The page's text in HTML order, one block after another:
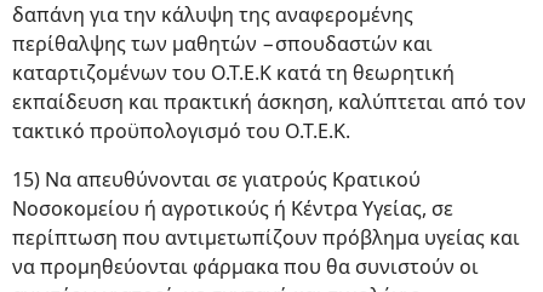
δαπάνη για την κάλυψη της αναφερομένης
περίθαλψης των μαθητών −σπουδαστών και
καταρτιζομένων του Ο.Τ.Ε.Κ κατά τη θεωρητική
εκπαίδευση και πρακτική άσκηση, καλύπτεται από τον
τακτικό προϋπολογισμό του Ο.Τ.Ε.Κ.
15) Να απευθύνονται σε γιατρούς Κρατικού
Νοσοκομείου ή αγροτικούς ή Κέντρα Υγείας, σε
περίπτωση που αντιμετωπίζουν πρόβλημα υγείας και
να προμηθεύονται φάρμακα που θα συνιστούν οι